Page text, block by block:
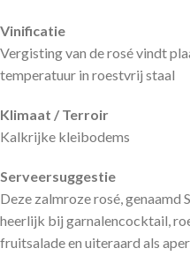
Vinificatie
Vergisting van de rosé vindt
temperatuur in roestvrij staal
Klimaat / Terroir
Kalkrijke kleibodems
Serveersuggestie
Deze zalmroze rosé, genaamd
heerlijk bij garnalencocktail,
fruitsalade en uiteraard als